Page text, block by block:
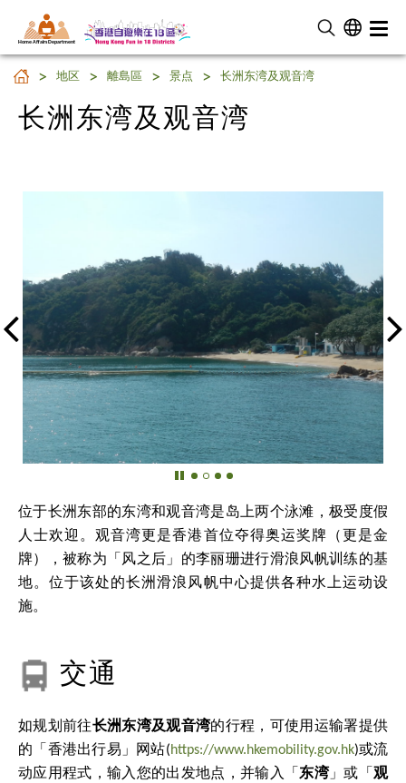
Home Affairs Department
长洲东湾及观音湾
地区 離島區 景点 长洲东湾及观音湾
长洲东湾及观音湾
位于长洲东部的东湾和观音湾是岛上两个泳滩，极受度假
人士欢迎。观音湾更是香港首位夺得奥运奖牌（更是金
牌），被称为「风之后」的李丽珊进行滑浪风帆训练的基
地。位于该处的长洲滑浪风帆中心提供各种水上运动设
施。
交通
如规划前往长洲东湾及观音湾的行程，可使用运输署提供
的「香港出行易」网站(https://www.hkemobility.gov.hk)或流
动应用程式，输入您的出发地点，并输入「东湾」或「 观